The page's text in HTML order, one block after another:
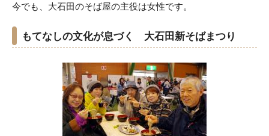
今でも、大石田のそば屋の主役は女性です。
もてなしの文化が息づく 大石田新そばまつり